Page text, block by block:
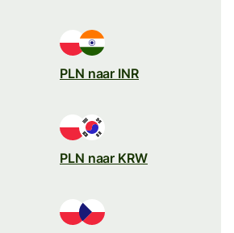
PLN naar INR
PLN naar KRW